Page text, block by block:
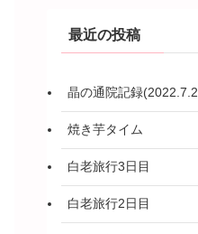
最近の投稿
晶の通院記録
焼き芋タイム
白老旅行3日目
白老旅行2日目